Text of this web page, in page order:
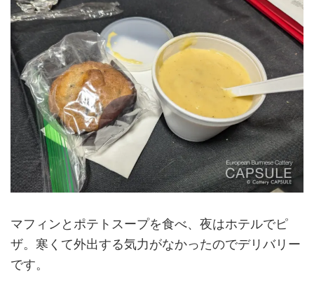
マフィンとポテトスープを食べ、夜はホテルでピ
ザ。寒くて外出する気力がなかったのでデリバリー
です。